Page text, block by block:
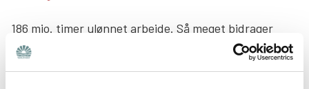
186 mio. timer ulønnet arbejde. Så meget bidrager
pårørende til voksne med psykisk sygdom årligt med i
Australien. Det viser ny forskning, som også har